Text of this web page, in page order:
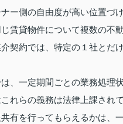
ー側の自由度が高い位置づ
賃貸物件について複数の不
契約では、特定の１社とだ
、一定期間ごとの業務処
れらの義務は法律上課されて
有を行ってもらえるかは、